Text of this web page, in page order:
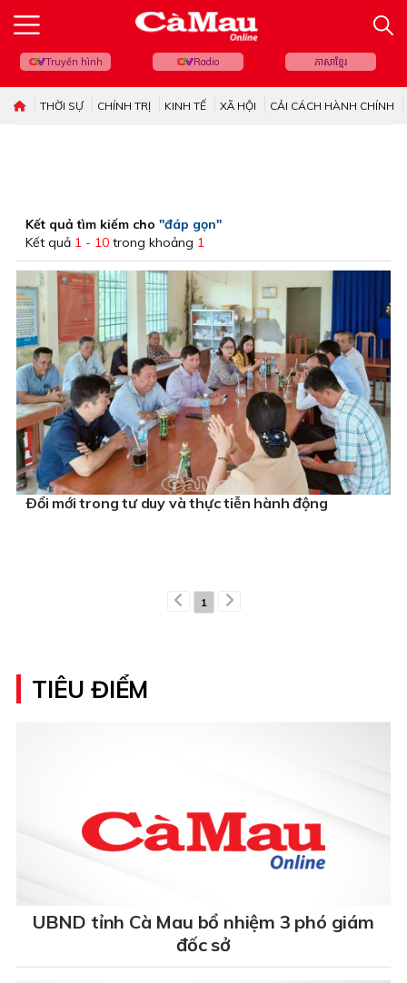
Truyền hình Radio ភាសាខ្មែរ
THỜI SỰ CHÍNH TRỊ KINH TẾ XÃ HỘI CẢI CÁCH HÀNH CHÍNH
Kết quả tìm kiếm cho "đáp gọn"
Kết quả 1 - 10 trong khoảng 1
Ðổi mới trong tư duy và thực tiễn hành động
1
TIÊU ĐIỂM
UBND tỉnh Cà Mau bổ nhiệm 3 phó giám
đốc sở